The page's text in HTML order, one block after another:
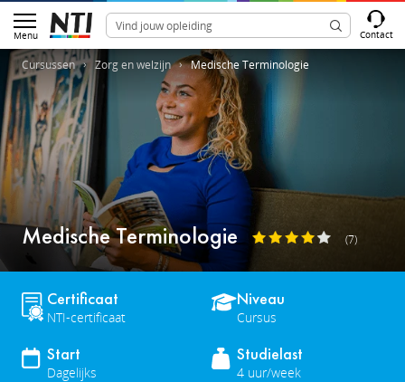
Menu Contact
Cursussen Zorg en welzijn Medische Terminologie
Medische Terminologie (7)
Certificaat
NTI-certificaat
Niveau
Cursus
Start
Dagelijks
Studielast
4 uur/week